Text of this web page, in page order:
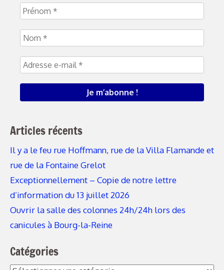
Articles récents
Il y a le feu rue Hoffmann, rue de la Villa Flamande et
rue de la Fontaine Grelot
Exceptionnellement – Copie de notre lettre
d’information du 13 juillet 2026
Ouvrir la salle des colonnes 24h/24h lors des
canicules à Bourg-la-Reine
Catégories